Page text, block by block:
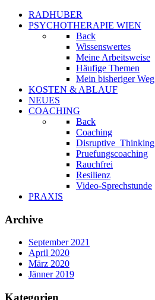
RADHUBER
PSYCHOTHERAPIE WIEN
Back
Wissenswertes
Meine Arbeitsweise
Häufige Themen
Mein bisheriger Weg
KOSTEN & ABLAUF
NEUES
COACHING
Back
Coaching
Disruptive_Thinking
Pruefungscoaching
Rauchfrei
Resilienz
Video-Sprechstunde
PRAXIS
Archive
September 2021
April 2020
März 2020
Jänner 2019
Kategorien